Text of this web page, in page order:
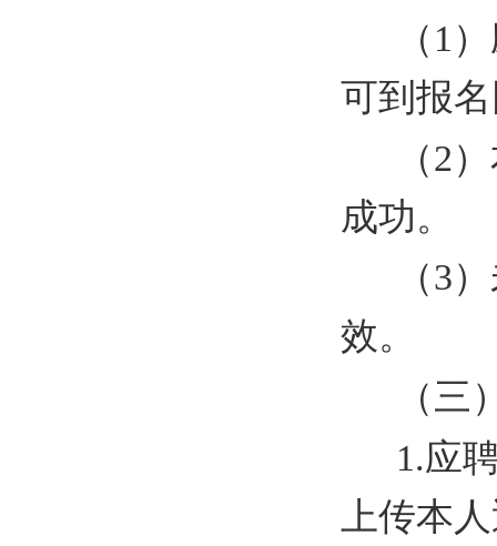
（1
可到报
（2
成功。
（3
效。
（三
1.应
上传本